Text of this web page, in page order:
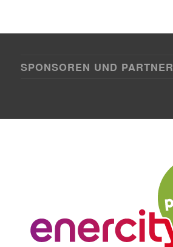
SPONSOREN UND PARTNER